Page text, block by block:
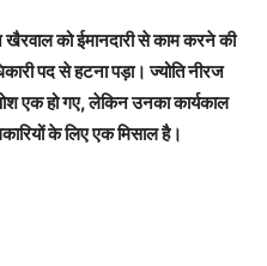
खैरवाल को ईमानदारी से काम करने की
पद से हटना पड़ा। ज्योति नीरज
एक हो गए, लेकिन उनका कार्यकाल
के लिए एक मिसाल है।